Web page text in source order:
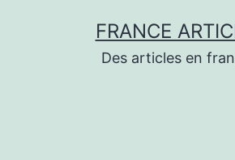
FRANCE
Des articles en